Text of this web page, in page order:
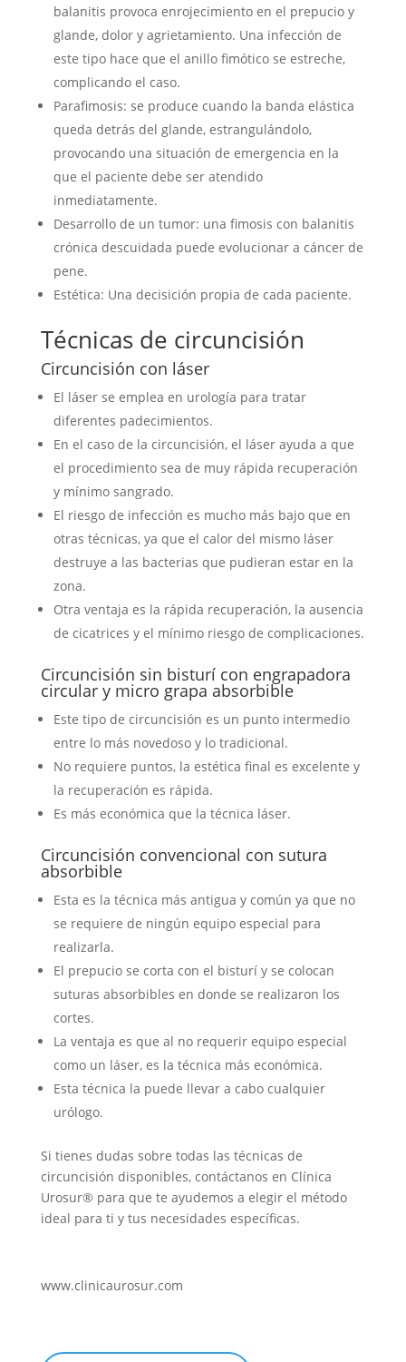
balanitis provoca enrojecimiento en el prepucio y
glande, dolor y agrietamiento. Una infección de
este tipo hace que el anillo fimótico se estreche,
complicando el caso.
Parafimosis: se produce cuando la banda elástica
queda detrás del glande, estrangulándolo,
provocando una situación de emergencia en la
que el paciente debe ser atendido
inmediatamente.
Desarrollo de un tumor: una fimosis con balanitis
crónica descuidada puede evolucionar a cáncer de
pene.
Estética: Una decisición propia de cada paciente.
Técnicas de circuncisión
Circuncisión con láser
El láser se emplea en urología para tratar
diferentes padecimientos.
En el caso de la circuncisión, el láser ayuda a que
el procedimiento sea de muy rápida recuperación
y mínimo sangrado.
El riesgo de infección es mucho más bajo que en
otras técnicas, ya que el calor del mismo láser
destruye a las bacterias que pudieran estar en la
zona.
Otra ventaja es la rápida recuperación, la ausencia
de cicatrices y el mínimo riesgo de complicaciones.
Circuncisión sin bisturí con engrapadora
circular y micro grapa absorbible
Este tipo de circuncisión es un punto intermedio
entre lo más novedoso y lo tradicional.
No requiere puntos, la estética final es excelente y
la recuperación es rápida.
Es más económica que la técnica láser.
Circuncisión convencional con sutura
absorbible
Esta es la técnica más antigua y común ya que no
se requiere de ningún equipo especial para
realizarla.
El prepucio se corta con el bisturí y se colocan
suturas absorbibles en donde se realizaron los
cortes.
La ventaja es que al no requerir equipo especial
como un láser, es la técnica más económica.
Esta técnica la puede llevar a cabo cualquier
urólogo.
Si tienes dudas sobre todas las técnicas de
circuncisión disponibles, contáctanos en Clínica
Urosur® para que te ayudemos a elegir el método
ideal para ti y tus necesidades específicas.
www.clinicaurosur.com